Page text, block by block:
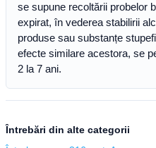
se supune recoltării probelor
expirat, în vederea stabilirii
produse sau substanțe
efecte similare acestora, se
2 la 7 ani.
Întrebări din alte categorii